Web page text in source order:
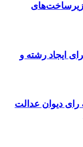
ایجاد رشته و
دیوان عدالت